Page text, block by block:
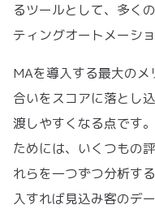
るツールとして、多く
ティングオートメーシ
MAを導入する最大の
合いをスコアに落とし
渡しやすくなる点です
ためには、いくつもの
れらを一つずつ分析す
入すれば見込み客のデ